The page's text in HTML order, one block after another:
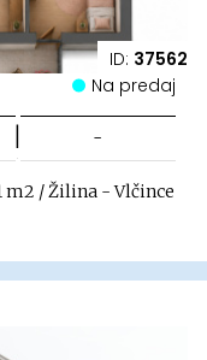
ID: 37562
Na predaj
| -
m2 / Žilina - Vlčince